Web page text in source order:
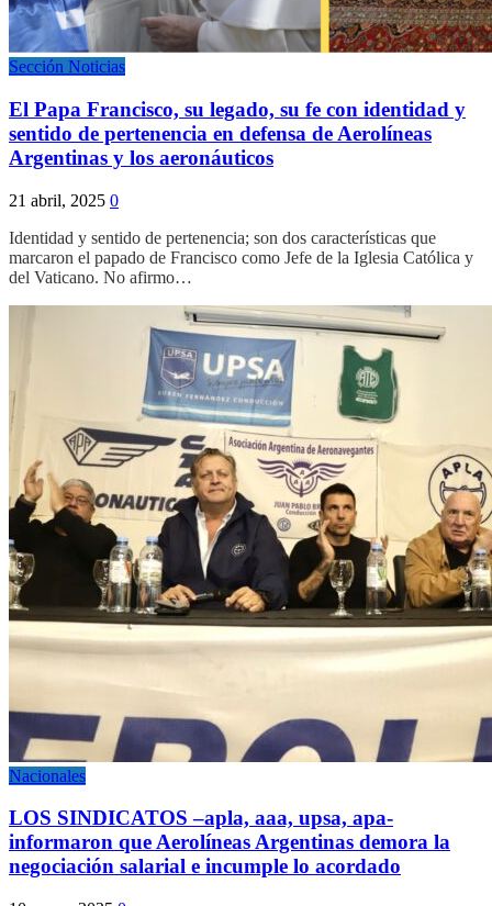
Sección Noticias
El Papa Francisco, su legado, su fe con identidad y
sentido de pertenencia en defensa de Aerolíneas
Argentinas y los aeronáuticos
21 abril, 2025 0
Identidad y sentido de pertenencia; son dos características que
marcaron el papado de Francisco como Jefe de la Iglesia Católica y
del Vaticano. No afirmo…
Nacionales
LOS SINDICATOS –apla, aaa, upsa, apa-
informaron que Aerolíneas Argentinas demora la
negociación salarial e incumple lo acordado